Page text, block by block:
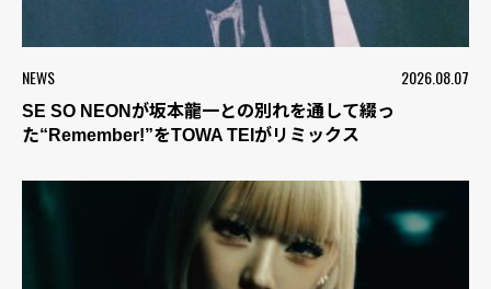
NEWS 2026.08.07
SE SO NEONが坂本龍一との別れを通して綴っ
た“Remember!”をTOWA TEIがリミックス